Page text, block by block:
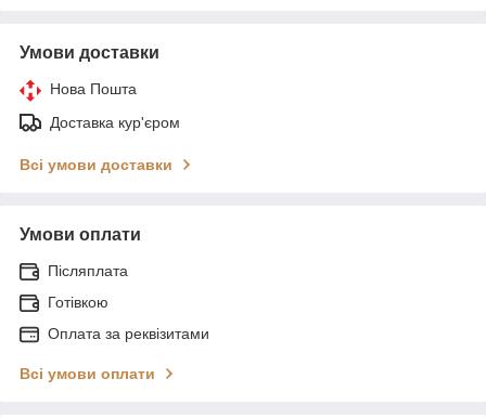
Умови доставки
Нова Пошта
Доставка кур'єром
Всі умови доставки
Умови оплати
Післяплата
Готівкою
Оплата за реквізитами
Всі умови оплати